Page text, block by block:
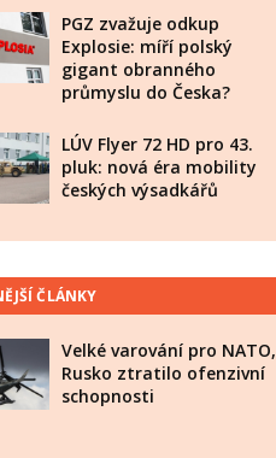
PGZ zvažuje odkup
Explosie: míří polský
gigant obranného
průmyslu do Česka?
LÚV Flyer 72 HD pro 43.
pluk: nová éra mobility
českých výsadkářů
ČLÁNKY
Velké varování pro NATO,
Rusko ztratilo ofenzivní
schopnosti